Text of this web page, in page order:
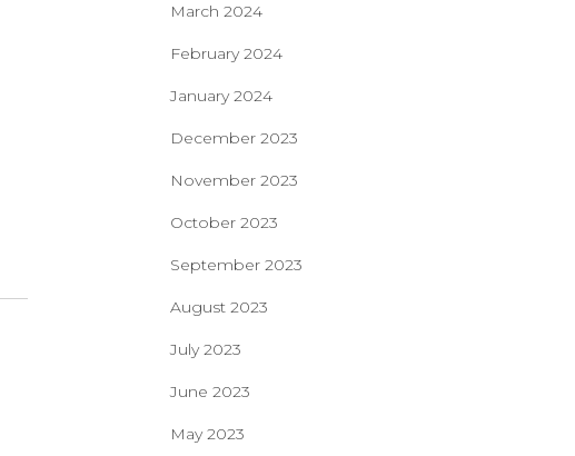
March 2024
February 2024
January 2024
December 2023
November 2023
October 2023
September 2023
August 2023
July 2023
June 2023
May 2023